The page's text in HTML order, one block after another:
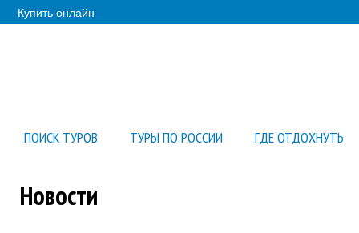
Купить онлайн
ПОИСК ТУРОВ ТУРЫ ПО РОССИИ ГДЕ ОТДОХНУТЬ
Новости